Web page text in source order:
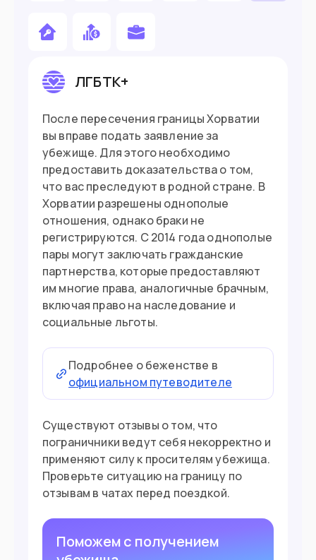
Подойдет вам если
У вас есть хорватское происхождение
Готовы вложить в бизнес €26,545
Въезд в страну
Документ Загранпаспорт
Виза Нужна виза
ЛГБТК+
После пересечения границы Хорватии
вы вправе подать заявление за
убежище. Для этого необходимо
предоставить доказательства о том,
что вас преследуют в родной стране. В
Хорватии разрешены однополые
отношения, однако браки не
регистрируются. С 2014 года однополые
пары могут заключать гражданские
партнерства, которые предоставляют
им многие права, аналогичные брачным,
включая право на наследование и
социальные льготы.
Подробнее о беженстве в
официальном путеводителе
Существуют отзывы о том, что
пограничники ведут себя некорректно и
применяют силу к просителям убежища.
Проверьте ситуацию на границу по
отзывам в чатах перед поездкой.
Поможем с получением